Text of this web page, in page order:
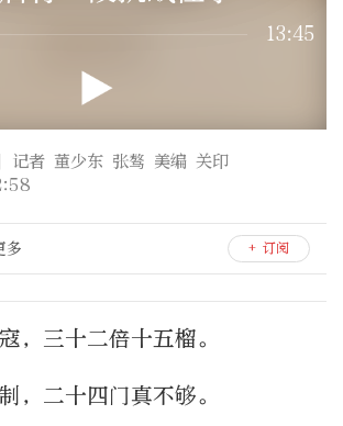
13:45
| 记者 董少东 张骜 美编 关印
多 + 订阅
，三十二倍十五榴。
，二十四门真不够。